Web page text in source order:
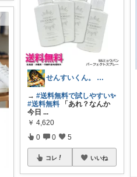
せんすいくん。 ＼情報の海へダイブ／
→#送料無料で試しやすい✨
#送料無料 「あれ？なんか
今日 ...
￥ 4,620
0 0 5
コレ いいね